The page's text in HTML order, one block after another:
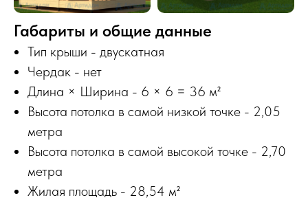
Габариты и общие данные
Тип крыши - двускатная
Чердак - нет
Длина × Ширина - 6 × 6 = 36 м²
Высота потолка в самой низкой точке - 2,05
метра
Высота потолка в самой высокой точке - 2,70
метра
Жилая площадь - 28,54 м²